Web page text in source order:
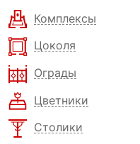
Комплексы
Цоколя
Ограды
Цветники
Столики